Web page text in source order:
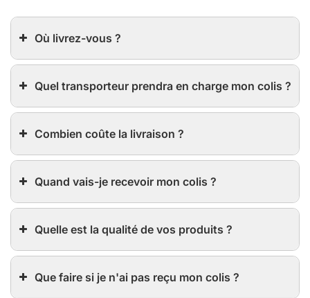
Où livrez-vous ?
Quel transporteur prendra en charge mon colis ?
Combien coûte la livraison ?
Quand vais-je recevoir mon colis ?
Quelle est la qualité de vos produits ?
Que faire si je n'ai pas reçu mon colis ?